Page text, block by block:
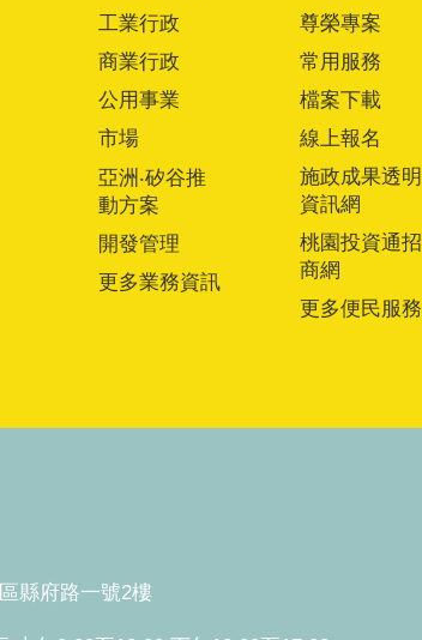
工業行政
商業行政
公用事業
市場
亞洲‧矽谷推
動方案
開發管理
更多業務資訊
尊榮專案
常用服務
檔案下載
線上報名
施政成果透明
資訊網
桃園投資通招
商網
更多便民服務
縣府路一號2樓